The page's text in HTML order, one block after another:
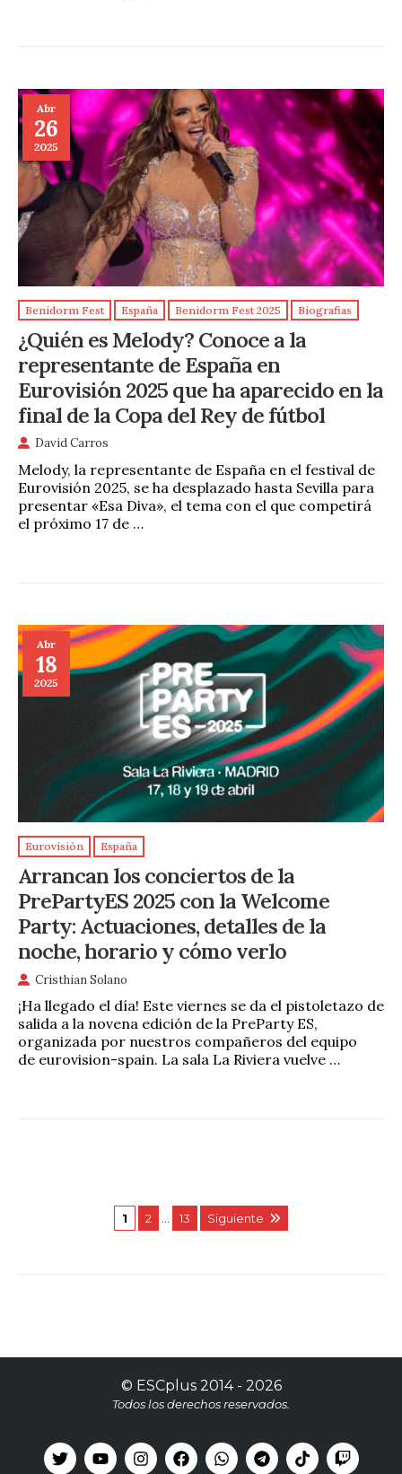
Abr
26
2025
Benidorm Fest España Benidorm Fest 2025 Biografias
¿Quién es Melody? Conoce a la
representante de España en
Eurovisión 2025 que ha aparecido en la
final de la Copa del Rey de fútbol
David Carros
Melody, la representante de España en el festival de
Eurovisión 2025, se ha desplazado hasta Sevilla para
presentar «Esa Diva», el tema con el que competirá
el próximo 17 de …
Abr
18
2025
Eurovisión España
Arrancan los conciertos de la
PrePartyES 2025 con la Welcome
Party: Actuaciones, detalles de la
noche, horario y cómo verlo
Cristhian Solano
¡Ha llegado el día! Este viernes se da el pistoletazo de
salida a la novena edición de la PreParty ES,
organizada por nuestros compañeros del equipo
de eurovision-spain. La sala La Riviera vuelve …
1 2 13 Siguiente
© ESCplus2014 - 2026
Todos los derechos reservados.